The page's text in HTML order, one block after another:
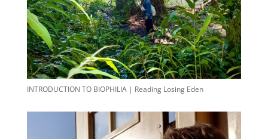
INTRODUCTION TO BIOPHILIA | Reading Losing Eden